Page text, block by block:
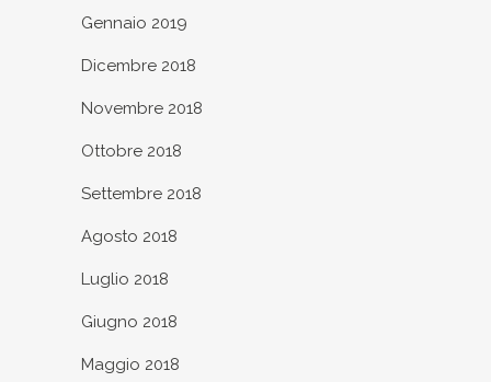
Gennaio 2019
Dicembre 2018
Novembre 2018
Ottobre 2018
Settembre 2018
Agosto 2018
Luglio 2018
Giugno 2018
Maggio 2018